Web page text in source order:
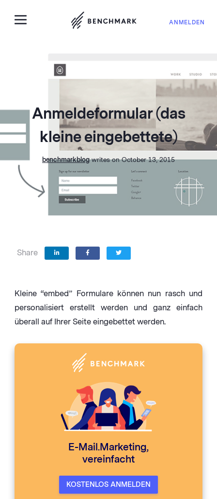
ANMELDEN
Anmeldeformular (das
kleine eingebettete)
benchmarkblogwrites on October 13, 2015
Share
Kleine “embed” Formulare können nun rasch und
personalisiert erstellt werden und ganz einfach
überall auf Ihrer Seite eingebettet werden.
E-Mail.Marketing,
vereinfacht
KOSTENLOS ANMELDEN